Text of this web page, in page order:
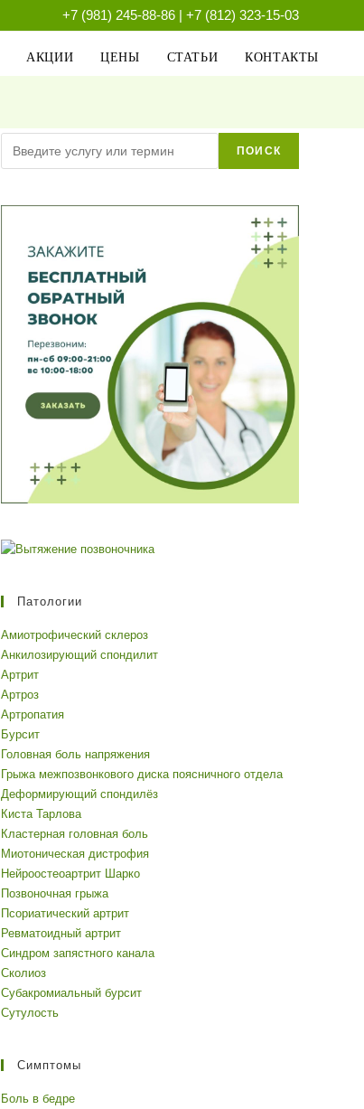
+7 (981) 245-88-86 | +7 (812) 323-15-03
АКЦИИ ЦЕНЫ СТАТЬИ КОНТАКТЫ
ПОИСК
Патологии
Амиотрофический склероз
Анкилозирующий спондилит
Артрит
Артроз
Артропатия
Бурсит
Головная боль напряжения
Грыжа межпозвонкового диска поясничного отдела
Деформирующий спондилёз
Киста Тарлова
Кластерная головная боль
Миотоническая дистрофия
Нейроостеоартрит Шарко
Позвоночная грыжа
Псориатический артрит
Ревматоидный артрит
Синдром запястного канала
Сколиоз
Субакромиальный бурсит
Сутулость
Симптомы
Боль в бедре